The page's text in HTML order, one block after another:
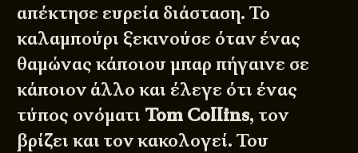
απέκτησε ευρεία διάσταση. Το
καλαμπούρι ξεκινούσε όταν ένας
θαμώνας κάποιου μπαρ πήγαινε σε
κάποιον άλλο και έλεγε ότι ένας
τύπος ονόματι Tom Collins, τον
βρίζει και τον κακολογεί. Του